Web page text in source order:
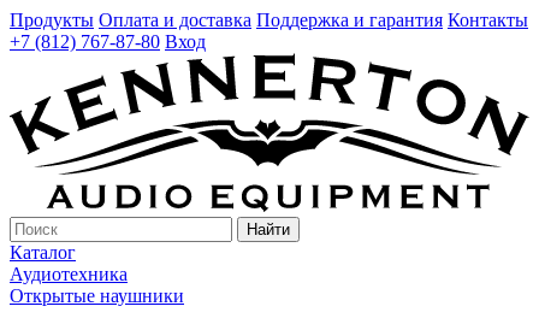
Продукты Оплата и доставка Поддержка и гарантия Контакты
+7 (812) 767-87-80 Вход
Найти
Каталог
Аудиотехника
Открытые наушники